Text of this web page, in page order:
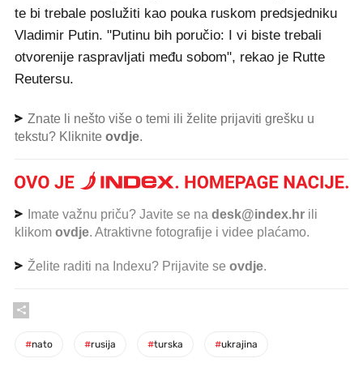
te bi trebale poslužiti kao pouka ruskom predsjedniku
Vladimir Putin. "Putinu bih poručio: I vi biste trebali
otvorenije raspravljati među sobom", rekao je Rutte
Reutersu.
Znate li nešto više o temi ili želite prijaviti grešku u
tekstu? Kliknite ovdje.
Imate važnu priču? Javite se na desk@index.hr ili
klikom ovdje. Atraktivne fotografije i videe plaćamo.
Želite raditi na Indexu? Prijavite se ovdje.
#nato #rusija #turska #ukrajina